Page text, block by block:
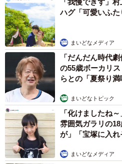
「正月飾りに昆布を使う」習わ
フィールドワークする中で齋藤
は、福井県から京都府北部の若
いた昆布、または昆布を巻いた
に置く」飾り方だ。「一体こ
ました」と齋藤さんは笑う。同
岸地域でも確認できたという。
「我慢できず」
ハグ「可愛いふた
まいどなメディア
「だんだん時代
の55歳ボーカリ
らとの「夏祭り
まいどなトピック
「化けましたね
雰囲気ガラリの
が」「宝塚に入れ
まいどなメディア